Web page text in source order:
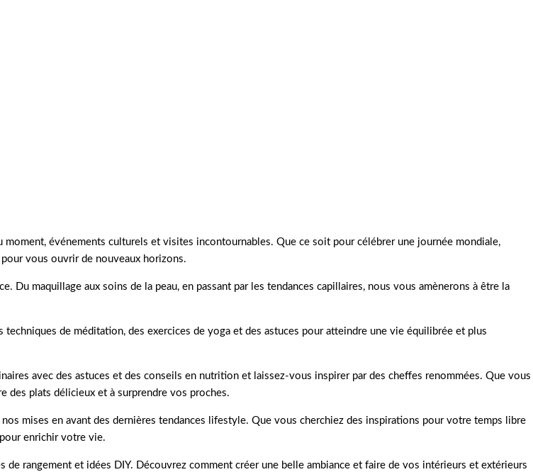
événements culturels et visites incontournables. Que ce soit pour célébrer une journée mondiale,
vous ouvrir de nouveaux horizons.
Du maquillage aux soins de la peau, en passant par les tendances capillaires, nous vous amènerons à être la
de méditation, des exercices de yoga et des astuces pour atteindre une vie équilibrée et plus
avec des astuces et des conseils en nutrition et laissez-vous inspirer par des cheffes renommées. Que vous
des plats délicieux et à surprendre vos proches.
mises en avant des dernières tendances lifestyle. Que vous cherchiez des inspirations pour votre temps libre
enrichir votre vie.
rangement et idées DIY. Découvrez comment créer une belle ambiance et faire de vos intérieurs et extérieurs